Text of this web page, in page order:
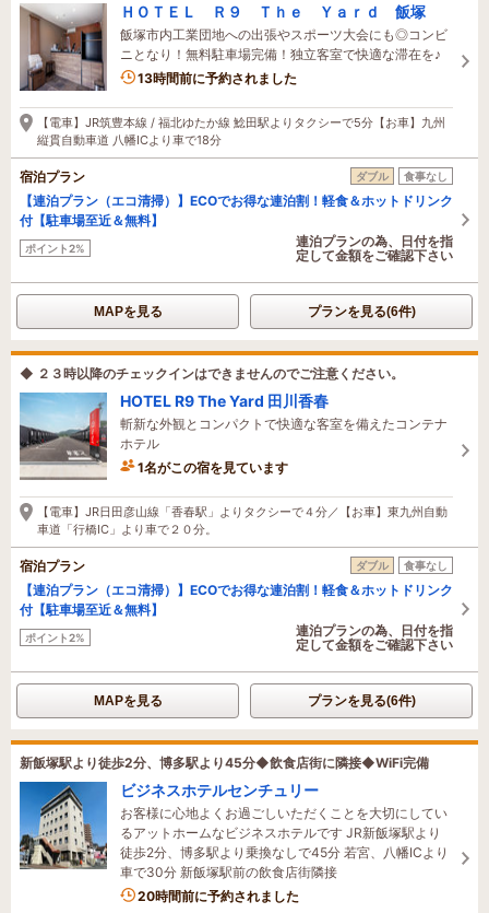
ＨＯＴＥＬ Ｒ９ Ｔｈｅ Ｙａｒｄ 飯塚
飯塚市内工業団地への出張やスポーツ大会にも◎コンビ
ニとなり！無料駐車場完備！独立客室で快適な滞在を♪
13時間前に予約されました
【電車】JR筑豊本線 / 福北ゆたか線 鯰田駅よりタクシーで5分【お車】九州
縦貫自動車道 八幡ICより車で18分
宿泊プラン ダブル 食事なし
【連泊プラン（エコ清掃）】ECOでお得な連泊割！軽食＆ホットドリンク
付【駐車場至近＆無料】
ポイント2%
連泊プランの為、日付を指
定して金額をご確認下さい
MAPを見る プランを見る(6件)
◆ ２３時以降のチェックインはできませんのでご注意ください。
HOTEL R9 The Yard 田川香春
斬新な外観とコンパクトで快適な客室を備えたコンテナ
ホテル
1名がこの宿を見ています
【電車】JR日田彦山線「香春駅」よりタクシーで４分／【お車】東九州自動
車道「行橋IC」より車で２０分。
宿泊プラン ダブル 食事なし
【連泊プラン（エコ清掃）】ECOでお得な連泊割！軽食＆ホットドリンク
付【駐車場至近＆無料】
ポイント2%
連泊プランの為、日付を指
定して金額をご確認下さい
MAPを見る プランを見る(6件)
新飯塚駅より徒歩2分、博多駅より45分◆飲食店街に隣接◆WiFi完備
ビジネスホテルセンチュリー
お客様に心地よくお過ごしいただくことを大切にしてい
るアットホームなビジネスホテルです JR新飯塚駅より
徒歩2分、博多駅より乗換なしで45分 若宮、八幡ICより
車で30分 新飯塚駅前の飲食店街隣接
20時間前に予約されました